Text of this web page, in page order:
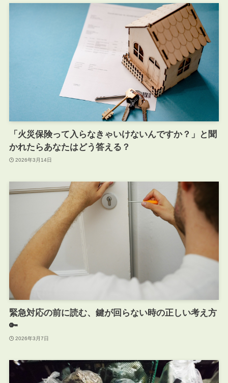
「火災保険って入らなきゃいけないんですか？」と聞
かれたらあなたはどう答える？
2026年3月14日
緊急対応の前に読む、鍵が回らない時の正しい考え方
🔑
2026年3月7日